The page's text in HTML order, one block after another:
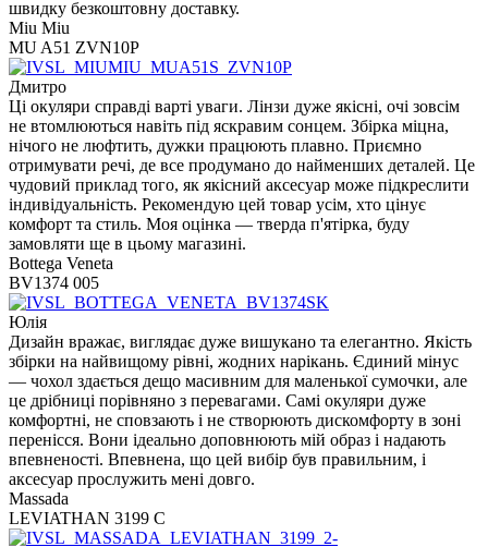
швидку безкоштовну доставку.
Miu Miu
MU A51 ZVN10P
Дмитро
Ці окуляри справді варті уваги. Лінзи дуже якісні, очі зовсім
не втомлюються навіть під яскравим сонцем. Збірка міцна,
нічого не люфтить, дужки працюють плавно. Приємно
отримувати речі, де все продумано до найменших деталей. Це
чудовий приклад того, як якісний аксесуар може підкреслити
індивідуальність. Рекомендую цей товар усім, хто цінує
комфорт та стиль. Моя оцінка — тверда п'ятірка, буду
замовляти ще в цьому магазині.
Bottega Veneta
BV1374 005
Юлія
Дизайн вражає, виглядає дуже вишукано та елегантно. Якість
збірки на найвищому рівні, жодних нарікань. Єдиний мінус
— чохол здається дещо масивним для маленької сумочки, але
це дрібниці порівняно з перевагами. Самі окуляри дуже
комфортні, не сповзають і не створюють дискомфорту в зоні
перенісся. Вони ідеально доповнюють мій образ і надають
впевненості. Впевнена, що цей вибір був правильним, і
аксесуар прослужить мені довго.
Massada
LEVIATHAN 3199 C